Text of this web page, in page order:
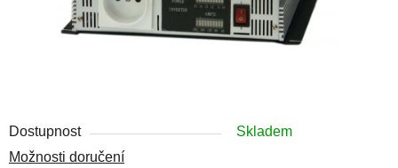
Dostupnost
Skladem
Možnosti doručení